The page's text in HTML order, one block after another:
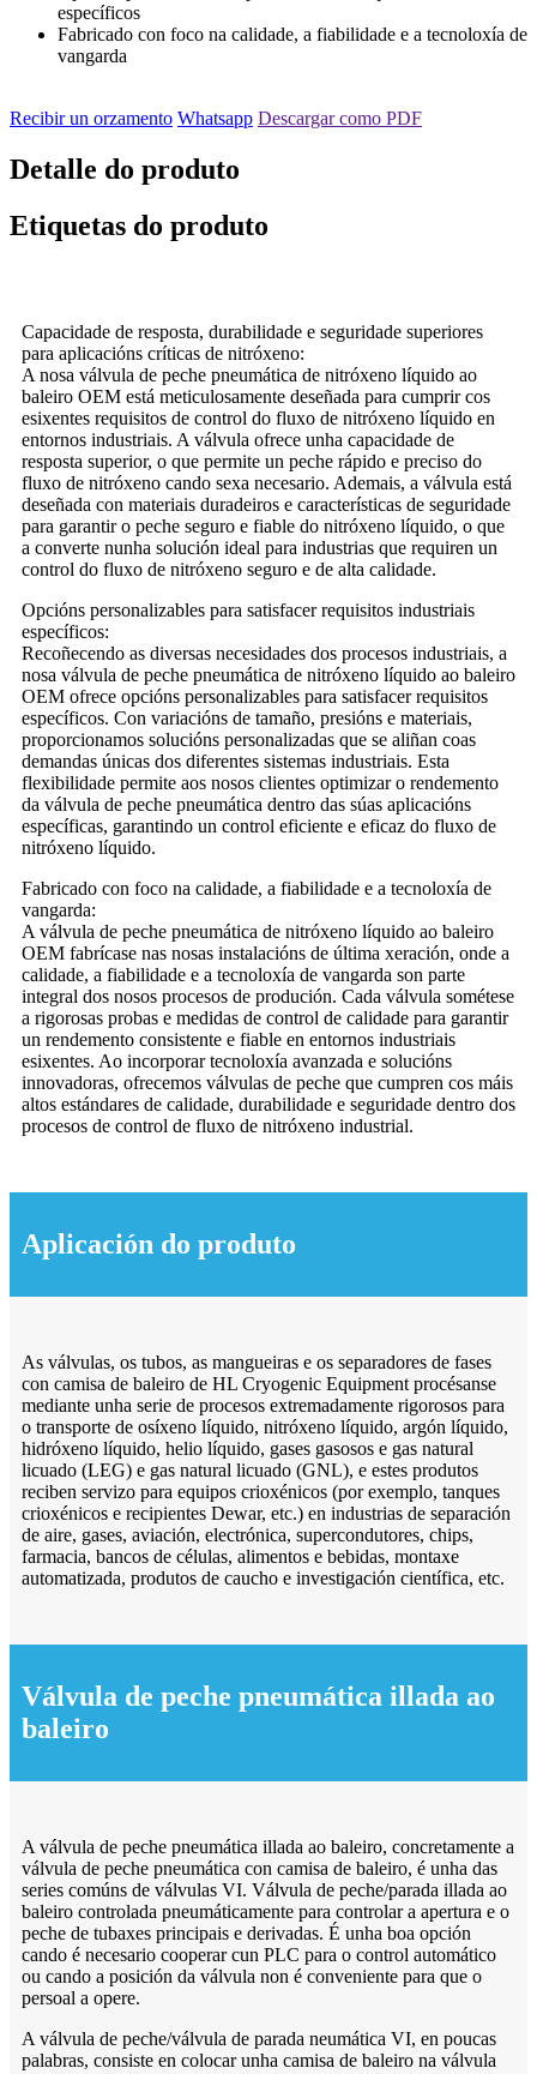
específicos
Fabricado con foco na calidade, a fiabilidade e a tecnoloxía de
vangarda
Recibir un orzamento Whatsapp Descargar como PDF
Detalle do produto
Etiquetas do produto
Capacidade de resposta, durabilidade e seguridade superiores
para aplicacións críticas de nitróxeno:
A nosa válvula de peche pneumática de nitróxeno líquido ao
baleiro OEM está meticulosamente deseñada para cumprir cos
esixentes requisitos de control do fluxo de nitróxeno líquido en
entornos industriais. A válvula ofrece unha capacidade de
resposta superior, o que permite un peche rápido e preciso do
fluxo de nitróxeno cando sexa necesario. Ademais, a válvula está
deseñada con materiais duradeiros e características de seguridade
para garantir o peche seguro e fiable do nitróxeno líquido, o que
a converte nunha solución ideal para industrias que requiren un
control do fluxo de nitróxeno seguro e de alta calidade.
Opcións personalizables para satisfacer requisitos industriais
específicos:
Recoñecendo as diversas necesidades dos procesos industriais, a
nosa válvula de peche pneumática de nitróxeno líquido ao baleiro
OEM ofrece opcións personalizables para satisfacer requisitos
específicos. Con variacións de tamaño, presións e materiais,
proporcionamos solucións personalizadas que se aliñan coas
demandas únicas dos diferentes sistemas industriais. Esta
flexibilidade permite aos nosos clientes optimizar o rendemento
da válvula de peche pneumática dentro das súas aplicacións
específicas, garantindo un control eficiente e eficaz do fluxo de
nitróxeno líquido.
Fabricado con foco na calidade, a fiabilidade e a tecnoloxía de
vangarda:
A válvula de peche pneumática de nitróxeno líquido ao baleiro
OEM fabrícase nas nosas instalacións de última xeración, onde a
calidade, a fiabilidade e a tecnoloxía de vangarda son parte
integral dos nosos procesos de produción. Cada válvula sométese
a rigorosas probas e medidas de control de calidade para garantir
un rendemento consistente e fiable en entornos industriais
esixentes. Ao incorporar tecnoloxía avanzada e solucións
innovadoras, ofrecemos válvulas de peche que cumpren cos máis
altos estándares de calidade, durabilidade e seguridade dentro dos
procesos de control de fluxo de nitróxeno industrial.
Aplicación do produto
As válvulas, os tubos, as mangueiras e os separadores de fases
con camisa de baleiro de HL Cryogenic Equipment procésanse
mediante unha serie de procesos extremadamente rigorosos para
o transporte de osíxeno líquido, nitróxeno líquido, argón líquido,
hidróxeno líquido, helio líquido, gases gasosos e gas natural
licuado (LEG) e gas natural licuado (GNL), e estes produtos
reciben servizo para equipos crioxénicos (por exemplo, tanques
crioxénicos e recipientes Dewar, etc.) en industrias de separación
de aire, gases, aviación, electrónica, supercondutores, chips,
farmacia, bancos de células, alimentos e bebidas, montaxe
automatizada, produtos de caucho e investigación científica, etc.
Válvula de peche pneumática illada ao
baleiro
A válvula de peche pneumática illada ao baleiro, concretamente a
válvula de peche pneumática con camisa de baleiro, é unha das
series comúns de válvulas VI. Válvula de peche/parada illada ao
baleiro controlada pneumáticamente para controlar a apertura e o
peche de tubaxes principais e derivadas. É unha boa opción
cando é necesario cooperar cun PLC para o control automático
ou cando a posición da válvula non é conveniente para que o
persoal a opere.
A válvula de peche/válvula de parada neumática VI, en poucas
palabras, consiste en colocar unha camisa de baleiro na válvula